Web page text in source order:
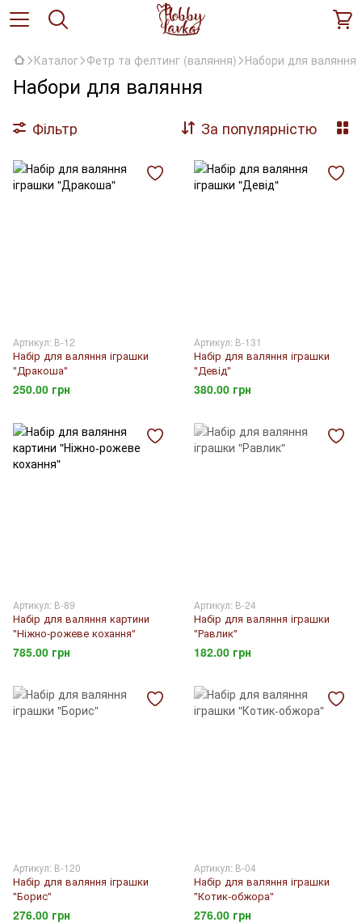
Каталог Фетр та фелтинг (валяння) Набори для валяння
Набори для валяння
Фільтр За популярністю
Артикул: В-12
Набір для валяння іграшки
"Дракоша"
250.00 грн
Артикул: В-131
Набір для валяння іграшки
"Девід"
380.00 грн
Артикул: В-89
Набір для валяння картини
"Ніжно-рожеве кохання"
785.00 грн
Артикул: В-24
Набір для валяння іграшки
"Равлик"
182.00 грн
Артикул: В-120
Набір для валяння іграшки
"Борис"
276.00 грн
Артикул: В-04
Набір для валяння іграшки
"Котик-обжора"
276.00 грн